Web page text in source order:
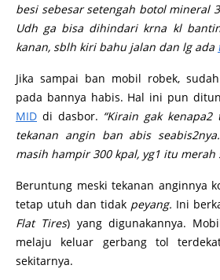
besi sebesar setengah botol mineral
Udh ga bisa dihindari krna kl
kanan, sblh kiri bahu jalan dan lg ada
Jika sampai ban mobil robek,
pada bannya habis. Hal ini pun
MID di dasbor. “Kirain gak
tekanan angin ban abis
masih hampir 300 kpal, yg1 itu merah
Beruntung meski tekanan anginnya
tetap utuh dan tidak peyang. Ini
Flat Tires) yang digunakannya.
melaju keluar gerbang tol
sekitarnya.